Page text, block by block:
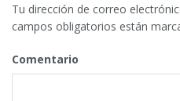
Tu dirección de correo
campos obligatorios están
Comentario